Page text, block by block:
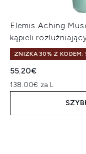
Elemis Aching
kąpieli
ZNIŻKA 30% Z KODEM:
55.20€
138.00€ za L